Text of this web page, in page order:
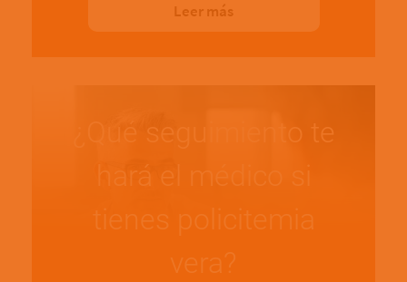
Leer más
¿Qué seguimiento te
hará el médico si
tienes policitemia
vera?